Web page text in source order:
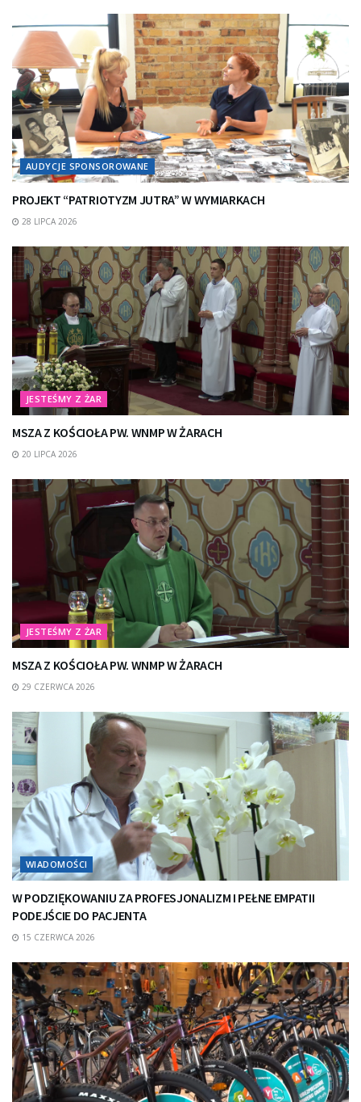
AUDYCJE SPONSOROWANE
PROJEKT “PATRIOTYZM JUTRA” W WYMIARKACH
28 LIPCA 2026
JESTEŚMY Z ŻAR
MSZA Z KOŚCIOŁA PW. WNMP W ŻARACH
20 LIPCA 2026
JESTEŚMY Z ŻAR
MSZA Z KOŚCIOŁA PW. WNMP W ŻARACH
29 CZERWCA 2026
WIADOMOŚCI
W PODZIĘKOWANIU ZA PROFESJONALIZM I PEŁNE EMPATII
PODEJŚCIE DO PACJENTA
15 CZERWCA 2026